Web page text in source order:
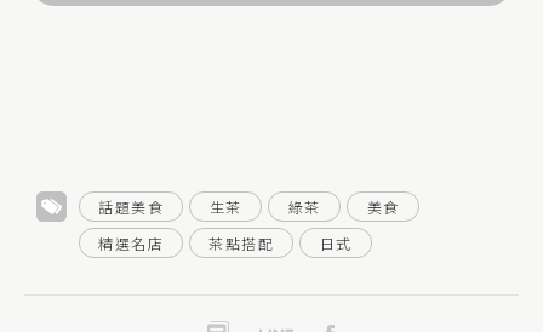
話題美食 生茶 綠茶
美食
精選名店
茶點搭配 日式